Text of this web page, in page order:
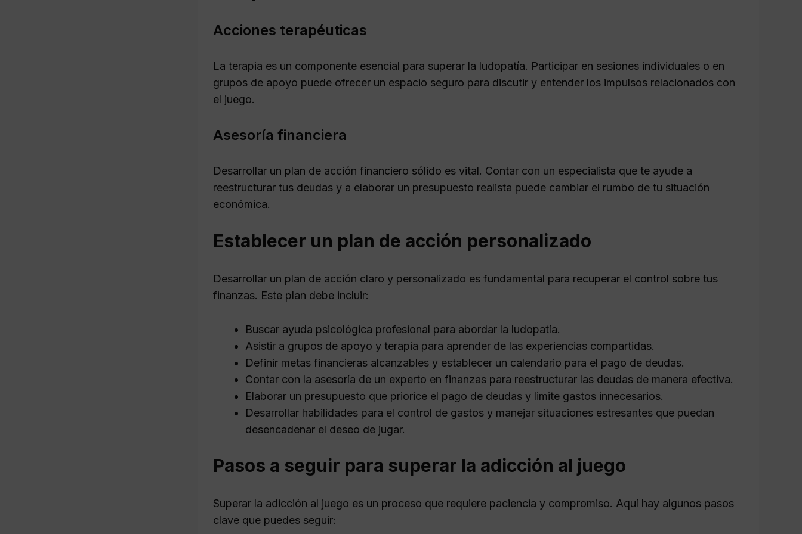
Acciones terapéuticas
La terapia es un componente esencial para superar la ludopatía. Participar en sesiones individuales o en
grupos de apoyo puede ofrecer un espacio seguro para discutir y entender los impulsos relacionados con
el juego.
Asesoría financiera
Desarrollar un plan de acción financiero sólido es vital. Contar con un especialista que te ayude a
reestructurar tus deudas y a elaborar un presupuesto realista puede cambiar el rumbo de tu situación
económica.
Establecer un plan de acción personalizado
Desarrollar un plan de acción claro y personalizado es fundamental para recuperar el control sobre tus
finanzas. Este plan debe incluir:
Buscar ayuda psicológica profesional para abordar la ludopatía.
Asistir a grupos de apoyo y terapia para aprender de las experiencias compartidas.
Definir metas financieras alcanzables y establecer un calendario para el pago de deudas.
Contar con la asesoría de un experto en finanzas para reestructurar las deudas de manera efectiva.
Elaborar un presupuesto que priorice el pago de deudas y limite gastos innecesarios.
Desarrollar habilidades para el control de gastos y manejar situaciones estresantes que puedan
desencadenar el deseo de jugar.
Pasos a seguir para superar la adicción al juego
Superar la adicción al juego es un proceso que requiere paciencia y compromiso. Aquí hay algunos pasos
clave que puedes seguir: